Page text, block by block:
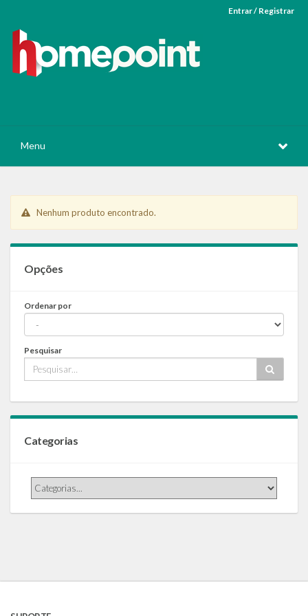
Entrar / Registrar
Menu
Nenhum produto encontrado.
Opções
Ordenar por
Pesquisar
Categorias